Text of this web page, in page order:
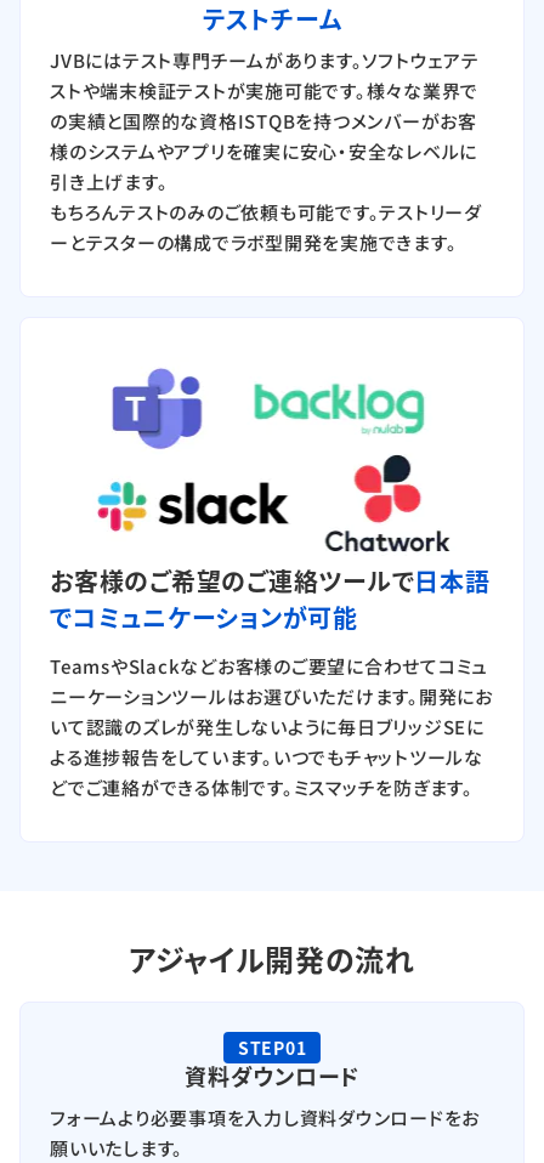
テストチーム
JVBにはテスト専門チームがあります。ソフトウェアテ
ストや端末検証テストが実施可能です。様々な業界で
の実績と国際的な資格ISTQBを持つメンバーがお客
様のシステムやアプリを確実に安心・安全なレベルに
引き上げます。
もちろんテストのみのご依頼も可能です。テストリーダ
ーとテスターの構成でラボ型開発を実施できます。
お客様のご希望のご連絡ツールで日本語
でコミュニケーションが可能
TeamsやSlackなどお客様のご要望に合わせてコミュ
ニーケーションツールはお選びいただけます。開発にお
いて認識のズレが発生しないように毎日ブリッジSEに
よる進捗報告をしています。いつでもチャットツールな
どでご連絡ができる体制です。ミスマッチを防ぎます。
アジャイル開発の流れ
STEP01
資料ダウンロード
フォームより必要事項を入力し資料ダウンロードをお
願いいたします。